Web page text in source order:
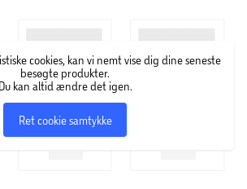
cookies, kan vi nemt vise dig dine seneste
besøgte produkter.
Du kan altid ændre det igen.
Ret cookie samtykke